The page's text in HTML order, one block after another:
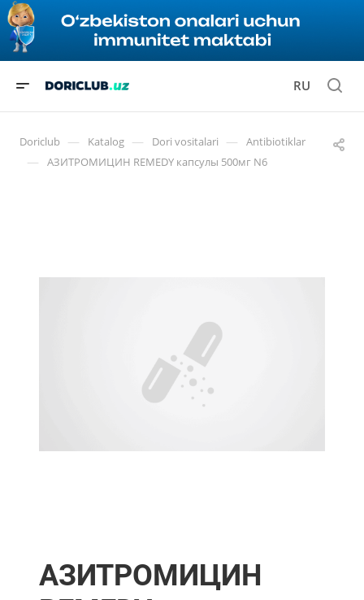
RU
Doriclub — Katalog — Dori vositalari — Antibiotiklar
— АЗИТРОМИЦИН REMEDY капсулы 500мг N6
АЗИТРОМИЦИН